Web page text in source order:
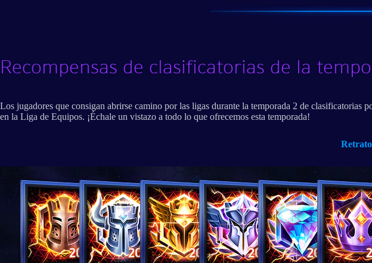
Recompensas de clasificatorias de la
Los jugadores que consigan abrirse camino por las ligas durante la temporada 2 de clasificatorias
en la Liga de Equipos. ¡Échale un vistazo a todo lo que ofrecemos esta temporada!